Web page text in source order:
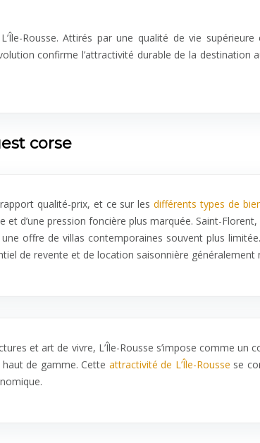
Rousse. Attirés par une qualité de vie
confirme l’attractivité durable de la destination
corse
qualité-prix, et ce sur lesdifférents types de
d’une pression foncière plus marquée. Saint-
offre de villas contemporaines souvent plus
de revente et de location saisonnière généralement
et art de vivre, L’Île-Rousse s’impose comme un
de gamme. Cette attractivité de L’Île-Rousse se